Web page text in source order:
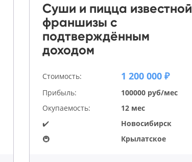
Суши и пицца известной
франшизы с
подтверждённым
доходом
Стоимость: 1 200 000 ₽
Прибыль:
100000 руб/мес
Окупаемость:
12 мес
✔️
Новосибирск
🚇
Крылатское